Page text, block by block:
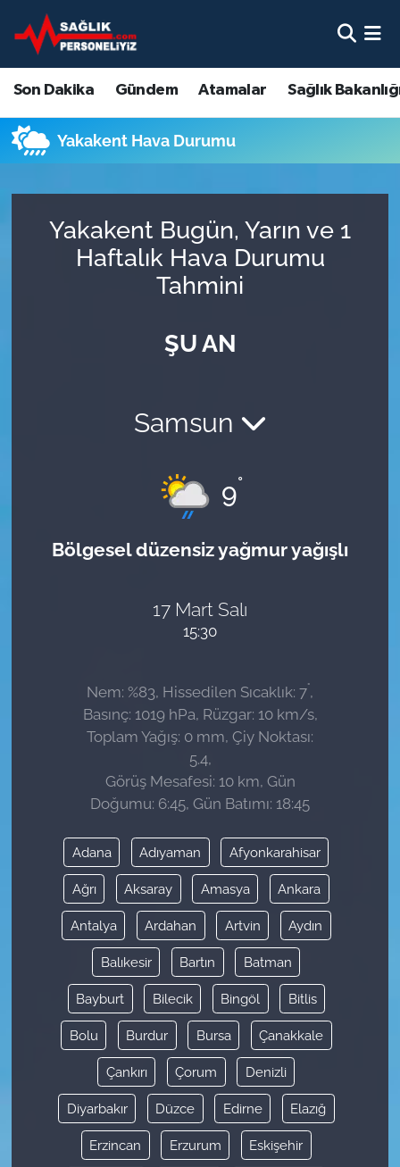
Son Dakika Gündem Atamalar Sağlık
Yakakent Hava Durumu
Yakakent Bugün, Yarın ve 1
Haftalık Hava Durumu
Tahmini
ŞU AN
Samsun
9°
Bölgesel düzensiz yağmur yağışlı
17 Mart Salı
15:30
Nem: %83, Hissedilen Sıcaklık: 7°,
Basınç: 1019 hPa, Rüzgar: 10 km/s,
Toplam Yağış: 0 mm, Çiy Noktası:
5.4,
Görüş Mesafesi: 10 km, Gün
Doğumu: 6:45, Gün Batımı: 18:45
Adana Adıyaman Afyonkarahisar
Ağrı Aksaray Amasya Ankara
Antalya Ardahan Artvin Aydın
Balıkesir Bartın Batman
Bayburt Bilecik Bingöl Bitlis
Bolu Burdur Bursa Çanakkale
Çankırı Çorum Denizli
Diyarbakır Düzce Edirne Elazığ
Erzincan Erzurum Eskişehir
Son Dakika
Gündem
Atamalar
Mevzuat
Sağlık Personeli Alımı
Nöbetçi Eczaneler
Hava Durumu
Namaz Vakitleri
Süper Lig Puan Durumu ve Fikstür
Son Dakika Haberleri